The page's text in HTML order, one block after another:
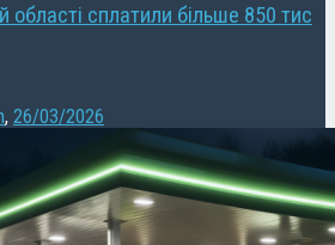
області сплатили більше 850 тис
, 26/03/2026